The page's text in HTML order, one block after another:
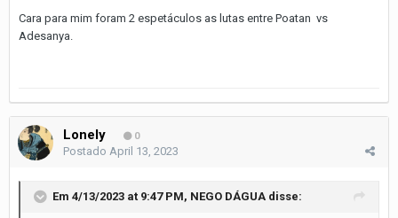
Cara para mim foram 2 espetáculos as lutas entre Poatan vs
Adesanya.
Lonely 0
Postado April 13, 2023
Em 4/13/2023 at 9:47 PM, NEGO DÁGUA disse: